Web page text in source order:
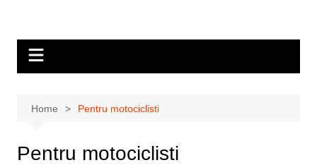
Home Pentru motociclisti
Pentru motociclisti